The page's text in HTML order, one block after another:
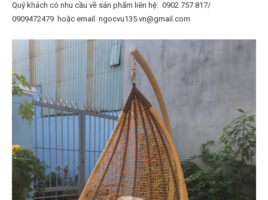
Quý khách có nhu cầu về sản phẩm liên hệ: 0902 757 817/
0909472479 hoặc email: ngocvu135.vn@gmail.com